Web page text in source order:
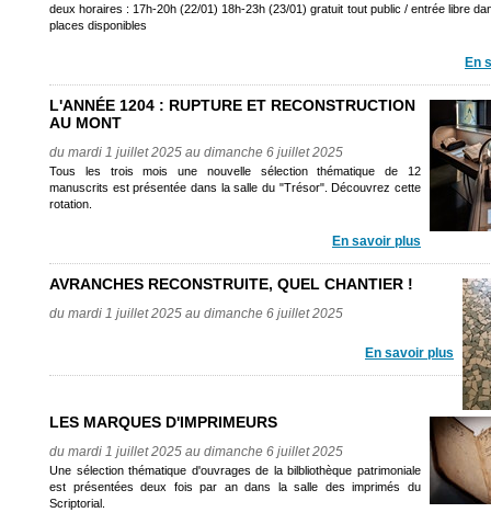
deux horaires : 17h-20h (22/01) 18h-23h (23/01) gratuit tout public / entrée libre
places disponibles
En
L'ANNÉE 1204 : RUPTURE ET RECONSTRUCTION
AU MONT
du mardi 1 juillet 2025 au dimanche 6 juillet 2025
Tous les trois mois une nouvelle sélection thématique de 12
manuscrits est présentée dans la salle du "Trésor". Découvrez cette
rotation.
En savoir plus
AVRANCHES RECONSTRUITE, QUEL CHANTIER !
du mardi 1 juillet 2025 au dimanche 6 juillet 2025
En savoir plus
LES MARQUES D'IMPRIMEURS
du mardi 1 juillet 2025 au dimanche 6 juillet 2025
Une sélection thématique d'ouvrages de la bilbliothèque patrimoniale
est présentées deux fois par an dans la salle des imprimés du
Scriptorial.